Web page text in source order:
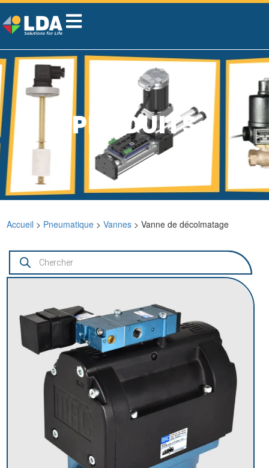
PRODUITS
Accueil > Pneumatique> Vannes> Vanne de décolmatage